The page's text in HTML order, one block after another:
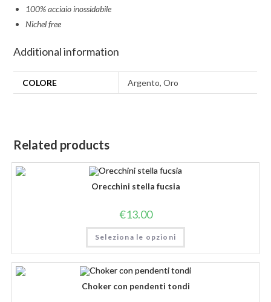
100% acciaio inossidabile
Nichel free
Additional information
COLORE Argento, Oro
Related products
Orecchini stella fucsia
€13.00
Seleziona le opzioni
Choker con pendenti tondi